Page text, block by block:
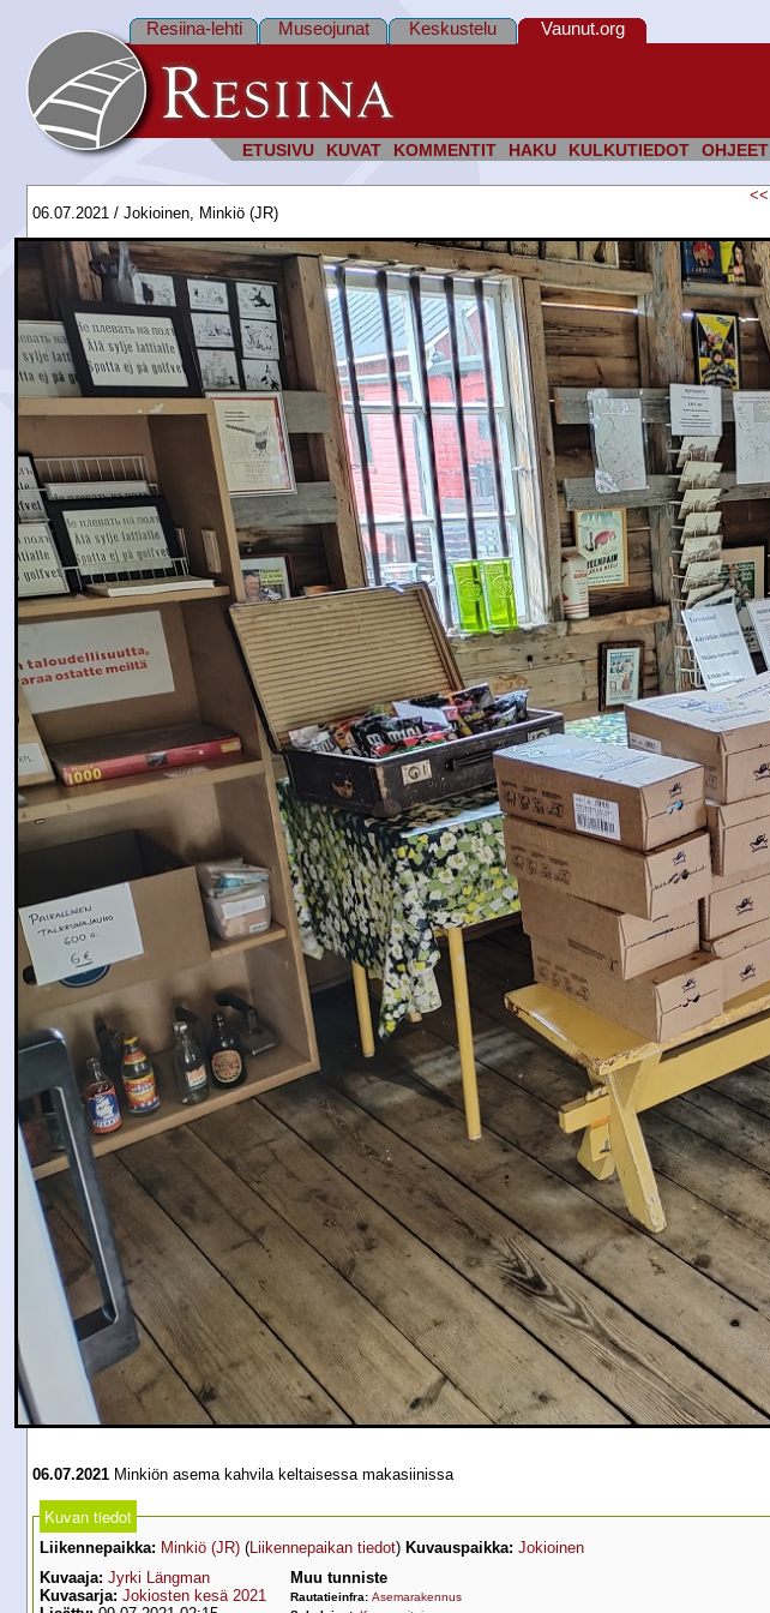
ETUSIVU KUVAT KOMMENTIT HAKU KULKUTIEDOT OHJEET
Resiina-lehti Museojunat Keskustelu Vaunut.org
<<
06.07.2021 / Jokioinen, Minkiö (JR)
06.07.2021 Minkiön asema kahvila keltaisessa makasiinissa
Kuvan tiedot
Liikennepaikka: Minkiö (JR) (Liikennepaikan tiedot) Kuvauspaikka: Jokioinen
Kuvaaja: Jyrki Längman
Kuvasarja: Jokiosten kesä 2021
Muu tunniste
Rautatieinfra: Asemarakennus